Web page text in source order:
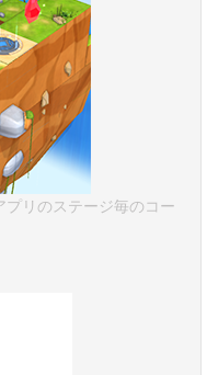
リのステージ毎のコー